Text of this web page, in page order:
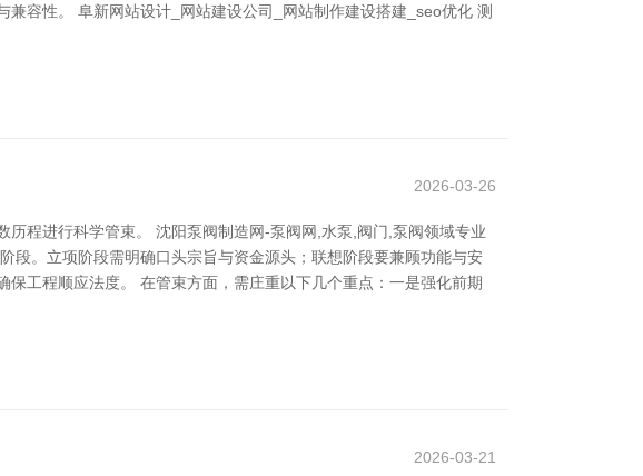
容性。 阜新网站设计_网站建设公司_网站制作建设搭建_seo优化 测
2026-03-26
程进行科学管束。 沈阳泵阀制造网-泵阀网,水泵,阀门,泵阀领域专业
段。立项阶段需明确口头宗旨与资金源头；联想阶段要兼顾功能与安
工程顺应法度。 在管束方面，需庄重以下几个重点：一是强化前期
2026-03-21